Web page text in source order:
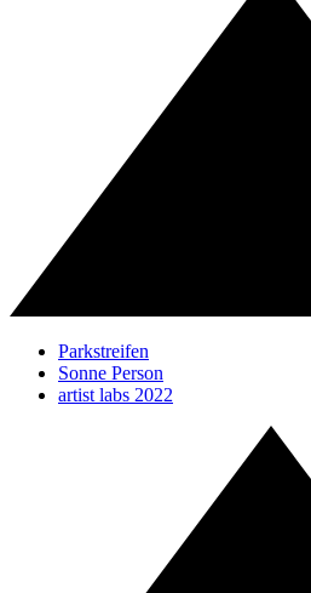
Parkstreifen
Sonne Person
artist labs 2022